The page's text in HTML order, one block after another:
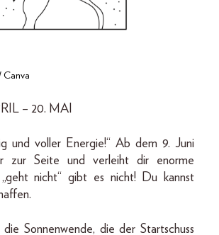
Canva
– 20. MAI
und voller Energie!“ Ab dem 9. Juni
zur Seite und verleiht dir enorme
nicht“ gibt es nicht! Du kannst
Sonnenwende, die der Startschuss